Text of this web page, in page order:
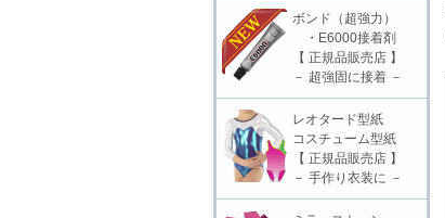
ボンド（超強力）
・E6000接着剤
【 正規品販売店 】
－ 超強固に接着 －
レオタード型紙
コスチューム型紙
【 正規品販売店 】
－ 手作り衣装に －